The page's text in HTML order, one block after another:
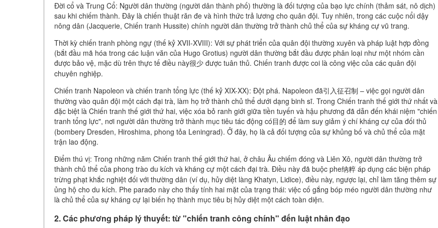
Đời cổ và Trung Cổ: Người dân thường (người dân thành phố) thường là đối tượng của bạo lực chính (thảm sát, nô dịch)
sau khi chiếm thành. Đây là chiến thuật răn đe và hình thức trả lương cho quân đội. Tuy nhiên, trong các cuộc nổi dậy
nông dân (Jacquerie, Chiến tranh Hussite) chính người dân thường trở thành chủ thể của sự kháng cự vũ trang.
Thời kỳ chiến tranh phòng ngự (thế kỷ XVII-XVIII): Với sự phát triển của quân đội thường xuyên và pháp luật hợp đồng
(bắt đầu mã hóa trong các luận văn của Hugo Grotius) người dân thường bắt đầu được phân loại như một nhóm cần
được bảo vệ, mặc dù trên thực tế điều này很少 được tuân thủ. Chiến tranh được coi là công việc của các quân đội
chuyên nghiệp.
Chiến tranh Napoleon và chiến tranh tổng lực (thế kỷ XIX-XX): Đột phá. Napoleon đã引入征召制 – việc gọi người dân
thường vào quân đội một cách đại trà, làm họ trở thành chủ thể dưới dạng binh sĩ. Trong Chiến tranh thế giới thứ nhất và
đặc biệt là Chiến tranh thế giới thứ hai, việc xóa bỏ ranh giới giữa tiền tuyến và hậu phương đã dẫn đến khái niệm "chiến
tranh tổng lực", nơi người dân thường trở thành mục tiêu tác động có目的 để làm suy giảm ý chí kháng cự của đối thủ
(bombery Dresden, Hiroshima, phong tỏa Leningrad). Ở đây, họ là cả đối tượng của sự khủng bố và chủ thể của mặt
trận lao động.
Điểm thú vị: Trong những năm Chiến tranh thế giới thứ hai, ở châu Âu chiếm đóng và Liên Xô, người dân thường trở
thành chủ thể của phong trào du kích và kháng cự một cách đại trà. Điều này đã buộc phe纳粹 áp dụng các biện pháp
trừng phạt khắc nghiệt đối với thường dân (ví dụ, hủy diệt làng Khatyn, Lidice), điều này, ngược lại, chỉ làm tăng thêm sự
ủng hộ cho du kích. Phe parađo này cho thấy tính hai mặt của trạng thái: việc cố gắng bóp méo người dân thường như
là chủ thể của sự kháng cự lại biến họ thành mục tiêu bị hủy diệt một cách toàn diện.
2. Các phương pháp lý thuyết: từ "chiến tranh công chính" đến luật nhân đạo